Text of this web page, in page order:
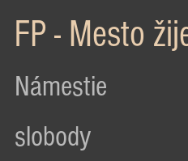
FP - Mesto
Námestie
slobody